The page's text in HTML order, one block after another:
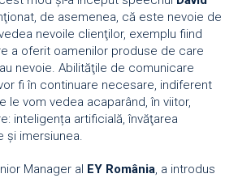
de asemenea, că este nevoie de
nevoile clienţilor, exemplu fiind
a oferit oamenilor produse de care
nevoie. Abilităţile de comunicare
fi în continuare necesare, indiferent
le vom vedea acaparând, în viitor,
inteligența artificială, învăţarea
şi imersiunea.
Manager al EY România, a introdus